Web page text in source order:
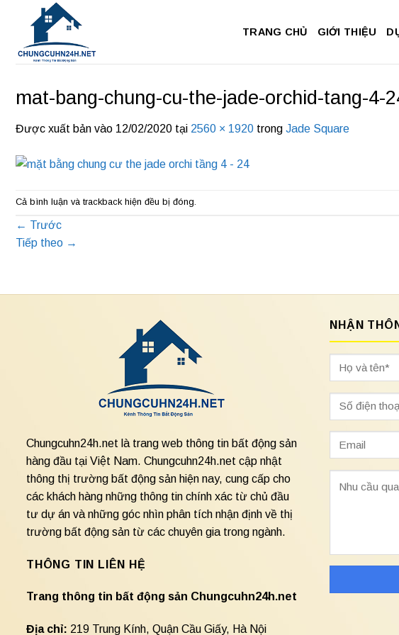
dung
TRANG CHỦ GIỚI THIỆU
mat-bang-chung-cu-the-jade-orchid-tang-4-
Được xuất bản vào 12/02/2020 tại 2560 × 1920 trong Jade Square
Cả bình luận và trackback hiện đều bị đóng.
← Trước
Tiếp theo →
Chungcuhn24h.net là trang web thông tin bất động sản
hàng đầu tại Việt Nam. Chungcuhn24h.net cập nhật
thông thị trường bất động sản hiện nay, cung cấp cho
các khách hàng những thông tin chính xác từ chủ đầu
tư dự án và những góc nhìn phân tích nhận định về thị
trường bất động sản từ các chuyên gia trong ngành.
THÔNG TIN LIÊN HỆ
Trang thông tin bất động sản Chungcuhn24h.net
Địa chỉ: 219 Trung Kính, Quận Cầu Giấy, Hà Nội
NHẬN